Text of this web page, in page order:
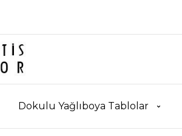
Dokulu Yağlıboya Tablolar